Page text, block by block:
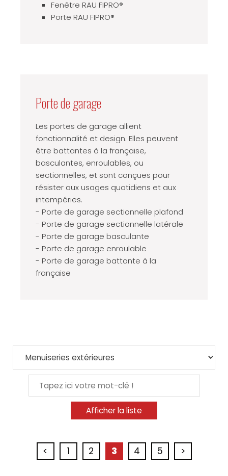
Fenêtre RAU FIPRO®
Porte RAU FIPRO®
Porte de garage
Les portes de garage allient
fonctionnalité et design. Elles peuvent
être battantes à la française,
basculantes, enroulables, ou
sectionnelles, et sont conçues pour
résister aux usages quotidiens et aux
intempéries.
- Porte de garage sectionnelle plafond
- Porte de garage sectionnelle latérale
- Porte de garage basculante
- Porte de garage enroulable
- Porte de garage battante à la
française
< 1 2 3 4 5 >